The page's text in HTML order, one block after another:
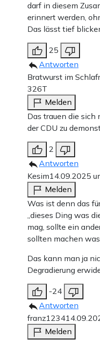
darf in diesem
erinnert werden,
Das lässt tief
25
Antworten
Bratwurst im
326T
Melden
Das trauen die sich
der CDU zu
2
Antworten
Kesim14.09.2025
Melden
Was ist denn das
„dieses Ding was
mag, sollte ein
sollten machen was
Das kann man ja
Degradierung
-24
Antworten
franz1234
Melden